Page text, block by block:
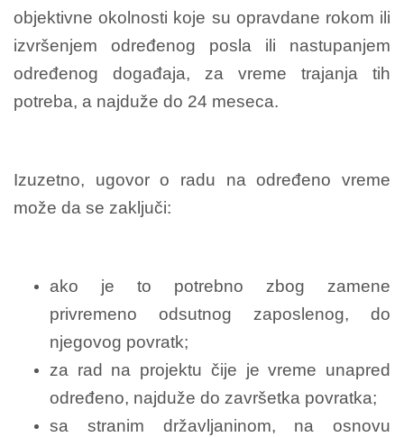
objektivne okolnosti koje su opravdane rokom ili
izvršenjem određenog posla ili nastupanjem
određenog događaja, za vreme trajanja tih
potreba, a najduže do 24 meseca.
Izuzetno, ugovor o radu na određeno vreme
može da se zaključi:
ako je to potrebno zbog zamene
privremeno odsutnog zaposlenog, do
njegovog povratk;
za rad na projektu čije je vreme unapred
određeno, najduže do završetka povratka;
sa stranim državljaninom, na osnovu